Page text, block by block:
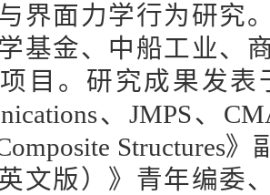
界面力学行为研究
基金、中船工业、
目。研究成果发表
、JMPS、
Structures
文版）》青年编委